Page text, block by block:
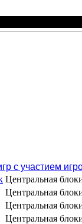
с участием
Центральная
Центральная
Центральная
Центральная